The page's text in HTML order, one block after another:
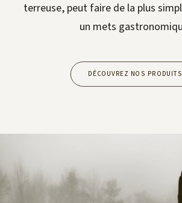
terreuse, peut faire de la plus
un mets
DÉCOUVREZ NOS PRODUITS